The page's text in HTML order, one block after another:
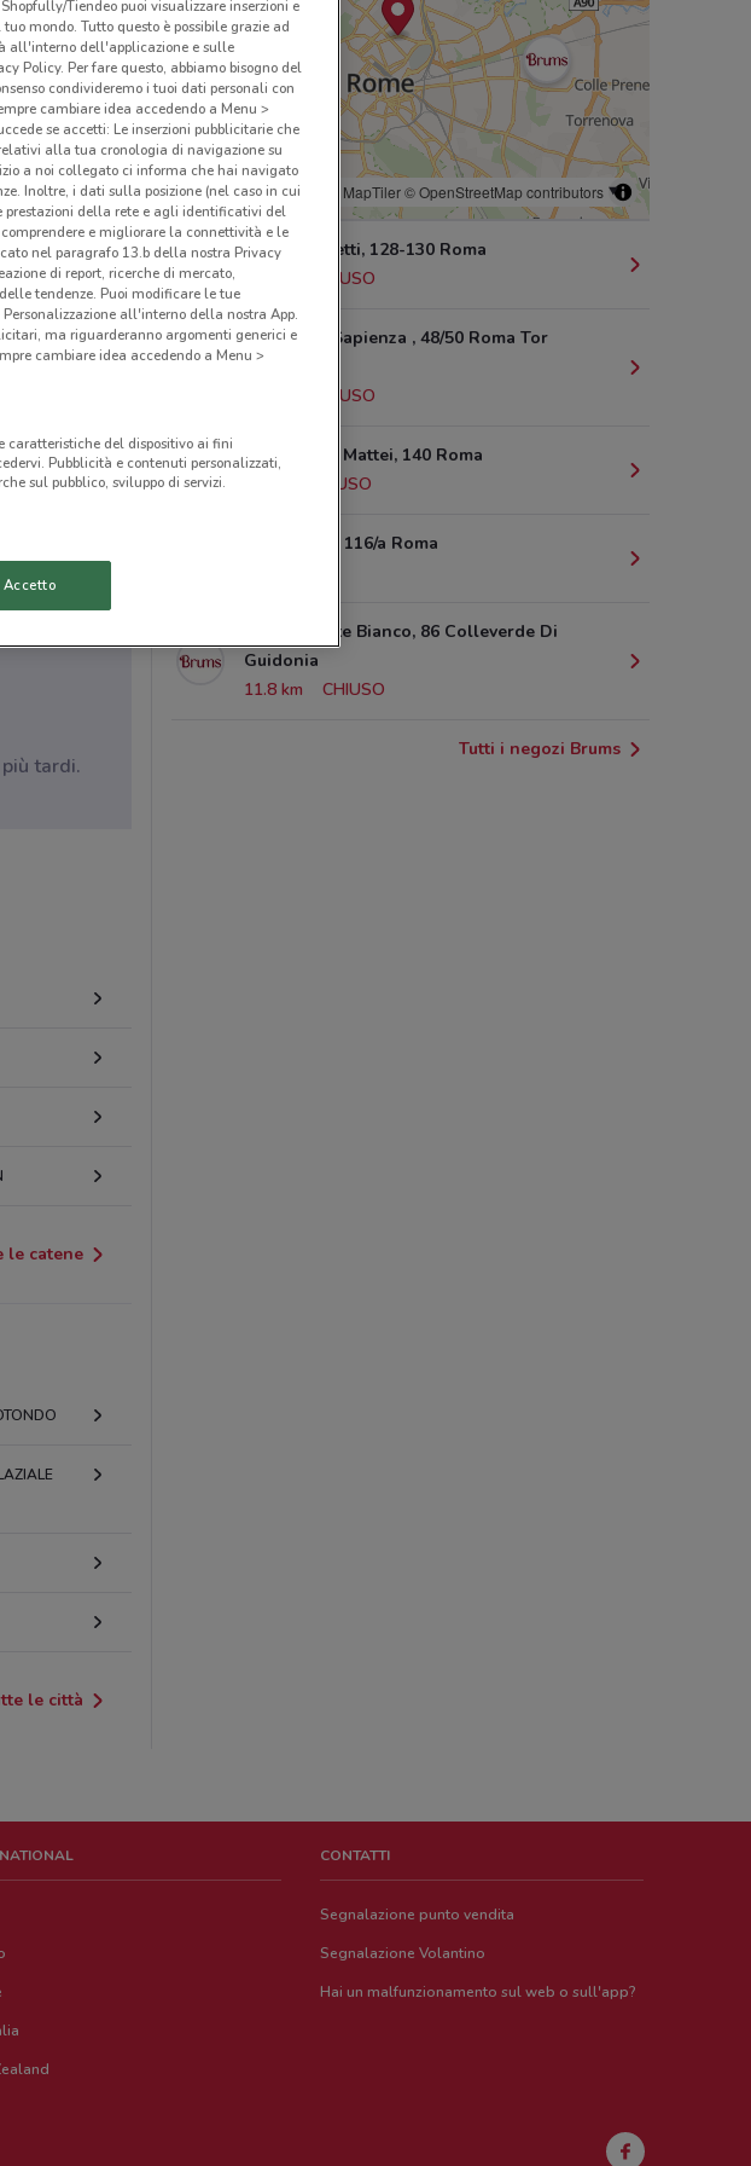
tardi.
© MapTiler© OpenStreetMap contributors
Via Ugo Ojetti, 128-130 Roma
CHIUSO
Via Di Tor Sapienza , 48/50 Roma Tor
Sapienza
CHIUSO
Via Casetta Mattei, 140 Roma
CHIUSO
via tiberina, 116/a Roma
Via Di Monte Bianco, 86 Colleverde Di
Guidonia
11.8 km
CHIUSO
Tutti i negozi Brums
le catene
le città
CONTATTI
Segnalazione punto vendita
Segnalazione Volantino
Hai un malfunzionamento sul web o sull'app?
Tiendeo puoi visualizzare inserzioni e
mondo. Tutto questo è possibile grazie ad
all'interno dell'applicazione e sulle
Policy. Per fare questo, abbiamo bisogno del
condivideremo i tuoi dati personali con
cambiare idea accedendo a Menu >
se accetti: Le inserzioni pubblicitarie che
alla tua cronologia di navigazione su
a noi collegato ci informa che hai navigato
Inoltre, i dati sulla posizione (nel caso in cui
della rete e agli identificativi del
comprendere e migliorare la connettività e le
nel paragrafo 13.b della nostra Privacy
di report, ricerche di mercato,
tendenze. Puoi modificare le tue
all'interno della nostra App.
ma riguarderanno argomenti generici e
cambiare idea accedendo a Menu >
caratteristiche del dispositivo ai fini
Pubblicità e contenuti personalizzati,
sul pubblico, sviluppo di servizi.
Accetto